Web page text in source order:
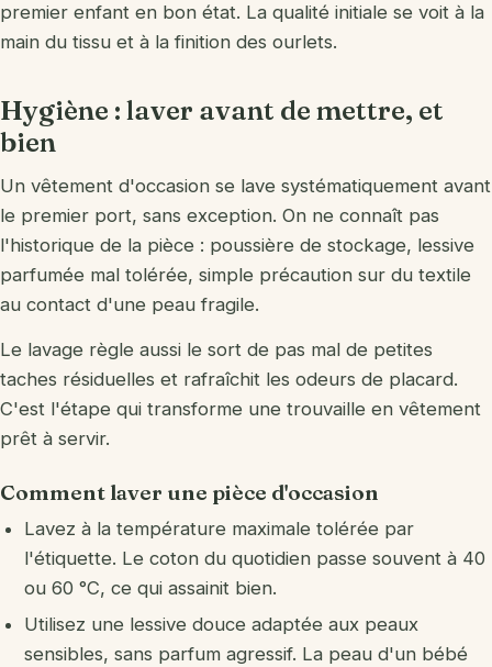
premier enfant en bon état. La qualité initiale se voit à la
main du tissu et à la finition des ourlets.
Hygiène : laver avant de mettre, et
bien
Un vêtement d'occasion se lave systématiquement avant
le premier port, sans exception. On ne connaît pas
l'historique de la pièce : poussière de stockage, lessive
parfumée mal tolérée, simple précaution sur du textile
au contact d'une peau fragile.
Le lavage règle aussi le sort de pas mal de petites
taches résiduelles et rafraîchit les odeurs de placard.
C'est l'étape qui transforme une trouvaille en vêtement
prêt à servir.
Comment laver une pièce d'occasion
Lavez à la température maximale tolérée par
l'étiquette. Le coton du quotidien passe souvent à 40
ou 60 °C, ce qui assainit bien.
Utilisez une lessive douce adaptée aux peaux
sensibles, sans parfum agressif. La peau d'un bébé